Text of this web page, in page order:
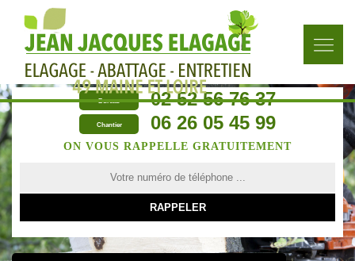
Bureau 02 52 56 76 37
Chantier 06 26 05 45 99
ON VOUS RAPPELLE GRATUITEMENT